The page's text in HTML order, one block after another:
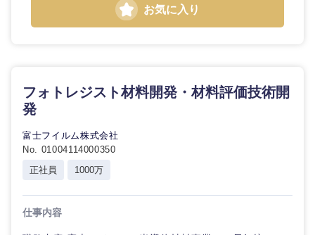
ム
職
づ
く
り）
事務職
その他
WEBサービス
広告・宣伝・印刷
マスメディア
エンターテイメント
法律・特許事務所・監査法人
栃木県
千葉県 東京都
神奈川県
お気に入り
フォトレジスト材料開発・材料評価技術開
発
富士フイルム株式会社
No. 01004114000350
正社員
1000万
仕事内容